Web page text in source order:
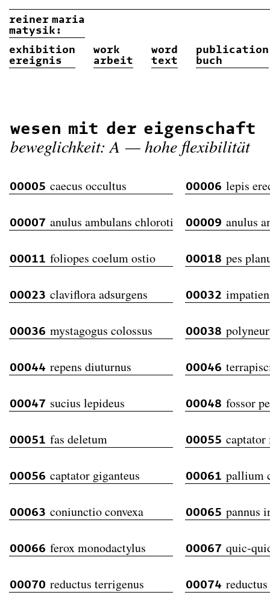
wesen mit der eigenschaft
beweglichkeit: A — hohe flexibilität
00005 caecus occultus 00006 lepis
00007 anulus ambulans chloroticus00009 anulus
00011 foliopes coelum ostio 00018 pes
00023 claviflora adsurgens 00032
00036 mystagogus colossus 00038
00044 repens diuturnus 00046
00047 sucius lepideus 00048 fossor
00051 fas deletum 00055 captator
00056 captator giganteus 00061 pallium
00063 coniunctio convexa 00065 pannus
00066 ferox monodactylus 00067 quic-
00070 reductus terrigenus 00074
reinermaria
matysik:
exhibition
ereignis
work
arbeit
word
text
publication
buch